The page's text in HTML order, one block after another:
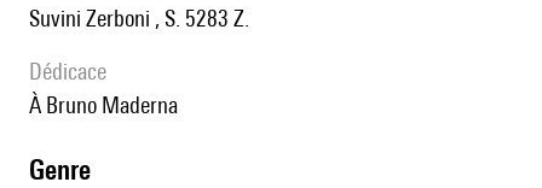
Suvini Zerboni , S. 5283 Z.
Dédicace
à Bruno Maderna
genre